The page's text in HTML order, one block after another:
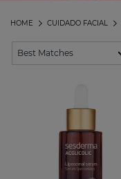
CUIDADO FACIAL
HOME